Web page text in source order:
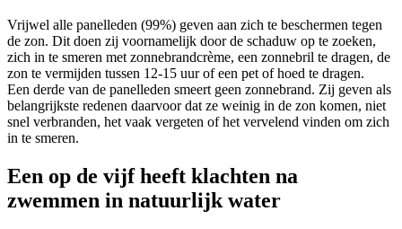
Vrijwel alle panelleden (99%) geven aan zich te beschermen tegen
de zon. Dit doen zij voornamelijk door de schaduw op te zoeken,
zich in te smeren met zonnebrandcrème, een zonnebril te dragen, de
zon te vermijden tussen 12-15 uur of een pet of hoed te dragen.
Een derde van de panelleden smeert geen zonnebrand. Zij geven als
belangrijkste redenen daarvoor dat ze weinig in de zon komen, niet
snel verbranden, het vaak vergeten of het vervelend vinden om zich
in te smeren.
Een op de vijf heeft klachten na
zwemmen in natuurlijk water